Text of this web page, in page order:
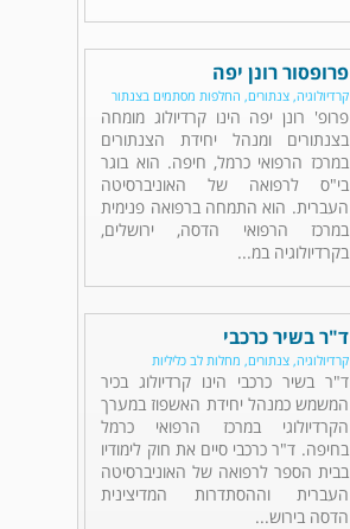
פרופסור רונן יפה
קרדיולוגיה, צנתורים, החלפות מסתמים בצנתור
פרופ' רונן יפה הינו קרדיולוג מומחה
בצנתורים ומנהל יחידת הצנתורים
במרכז הרפואי כרמל, חיפה. הוא בוגר
בי"ס לרפואה של האוניברסיטה
העברית. הוא התמחה ברפואה פנימית
במרכז הרפואי הדסה, ירושלים,
בקרדיולוגיה במ...
ד"ר בשיר כרכבי
קרדיולוגיה, צנתורים, מחלות לב כליליות
ד"ר בשיר כרכבי הינו קרדיולוג בכיר
המשמש כמנהל יחידת האשפוז במערך
הקרדיולוגי במרכז הרפואי כרמל
בחיפה. ד"ר כרכבי סיים את חוק לימודיו
בבית הספר לרפואה של האוניברסיטה
העברית וההסתדרות המדיצינית
הדסה בירוש...